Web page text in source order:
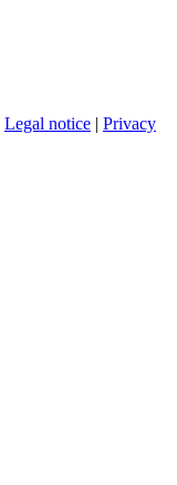
Legal notice | Privacy